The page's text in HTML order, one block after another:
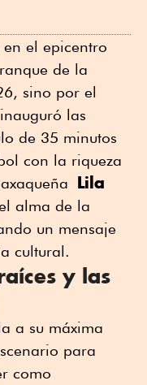
en el epicentro
de la
sino por el
las
de 35 minutos
con la riqueza
Lila
alma de la
un mensaje
cultural.
y las
a su máxima
para
como